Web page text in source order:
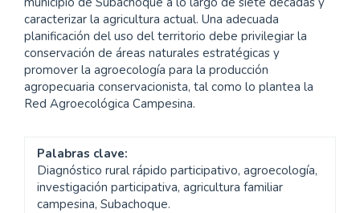
caracterizar la agricultura actual. Una adecuada
planificación del uso del territorio debe privilegiar la
conservación de áreas naturales estratégicas y
promover la agroecología para la producción
agropecuaria conservacionista, tal como lo plantea la
Red Agroecológica Campesina.
Palabras clave:
Diagnóstico rural rápido participativo, agroecología,
investigación participativa, agricultura familiar
campesina, Subachoque.